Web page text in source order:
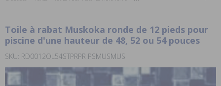
Toile à rabat Muskoka ronde de 12 pieds pour
piscine d'une hauteur de 48, 52 ou 54 pouces
SKU: RD0012OL54STPRPR PSMUSMUS